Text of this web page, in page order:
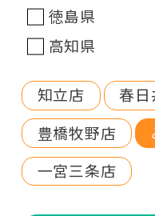
徳島県
高知県
知立店 春
豊橋牧野店
一宮三条店